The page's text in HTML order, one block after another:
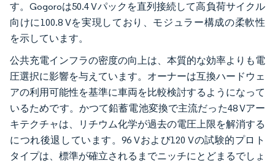
す。Gogoroは50.4 Vパックを直列接続して高負荷サイクル
向けに100.8 Vを実現しており、モジュラー構成の柔軟性
を示しています。
公共充電インフラの密度の向上は、本質的な効率よりも電
圧選択に影響を与えています。オーナーは互換ハードウェ
アの利用可能性を基準に車両を比較検討するようになって
いるためです。かつて鉛蓄電池変換で主流だった48 Vアー
キテクチャは、リチウム化学が過去の電圧上限を解消する
につれ後退しています。96 Vおよび120 Vの試験的プロト
タイプは、標準が確立されるまでニッチにとどまるでしょ